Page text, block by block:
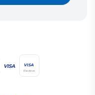
VISA VISA
Electron